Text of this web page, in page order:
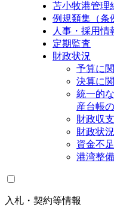
苫小牧港管理
例規類集（条
人事・採用情
定期監査
財政状況
予算に
決算に
統一的
産台帳
財政収
財政状
資金不
港湾整
入札・契約等情報